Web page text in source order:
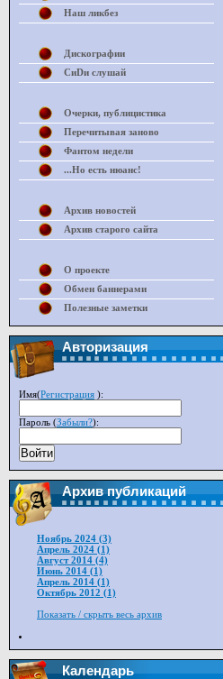
Наш ликбез
Дискографии
СиDи слушай
Очерки, публицистика
Перечитывая заново
Фантом недели
...Но есть нюанс!
Архив новостей
Архив старого сайта
О проекте
Обмен баннерами
Полезные заметки
Авторизация
Имя(Регистрация ):
Пароль (Забыли?):
Войти
Архив публикаций
Ноябрь 2024 (3)
Апрель 2024 (1)
Август 2014 (4)
Июнь 2014 (1)
Апрель 2014 (1)
Октябрь 2012 (1)
Показать / скрыть весь архив
Календарь